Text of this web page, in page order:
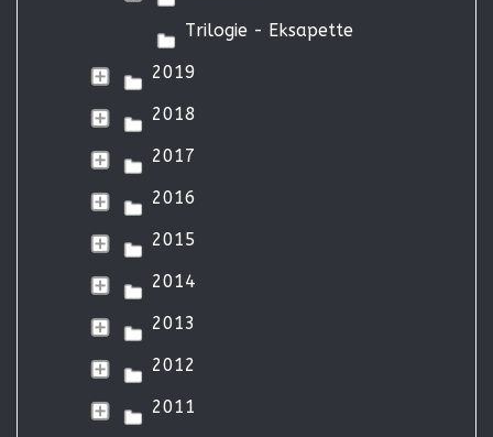
Trilogie - Eksapette
2019
2018
2017
2016
2015
2014
2013
2012
2011